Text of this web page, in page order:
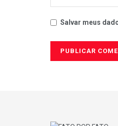
Salvar meus